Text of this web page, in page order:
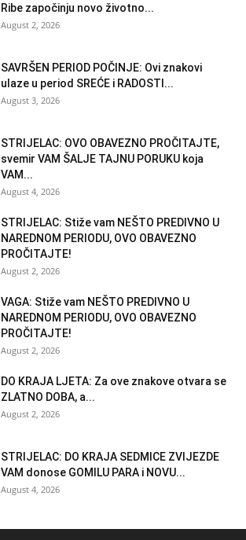
Ribe započinju novo životno...
August 2, 2026
SAVRŠEN PERIOD POČINJE: Ovi znakovi
ulaze u period SREĆE i RADOSTI...
August 3, 2026
STRIJELAC: OVO OBAVEZNO PROČITAJTE,
svemir VAM ŠALJE TAJNU PORUKU koja
VAM...
August 4, 2026
STRIJELAC: Stiže vam NEŠTO PREDIVNO U
NAREDNOM PERIODU, OVO OBAVEZNO
PROČITAJTE!
August 2, 2026
VAGA: Stiže vam NEŠTO PREDIVNO U
NAREDNOM PERIODU, OVO OBAVEZNO
PROČITAJTE!
August 2, 2026
DO KRAJA LJETA: Za ove znakove otvara se
ZLATNO DOBA, a...
August 2, 2026
STRIJELAC: DO KRAJA SEDMICE ZVIJEZDE
VAM donose GOMILU PARA i NOVU...
August 4, 2026